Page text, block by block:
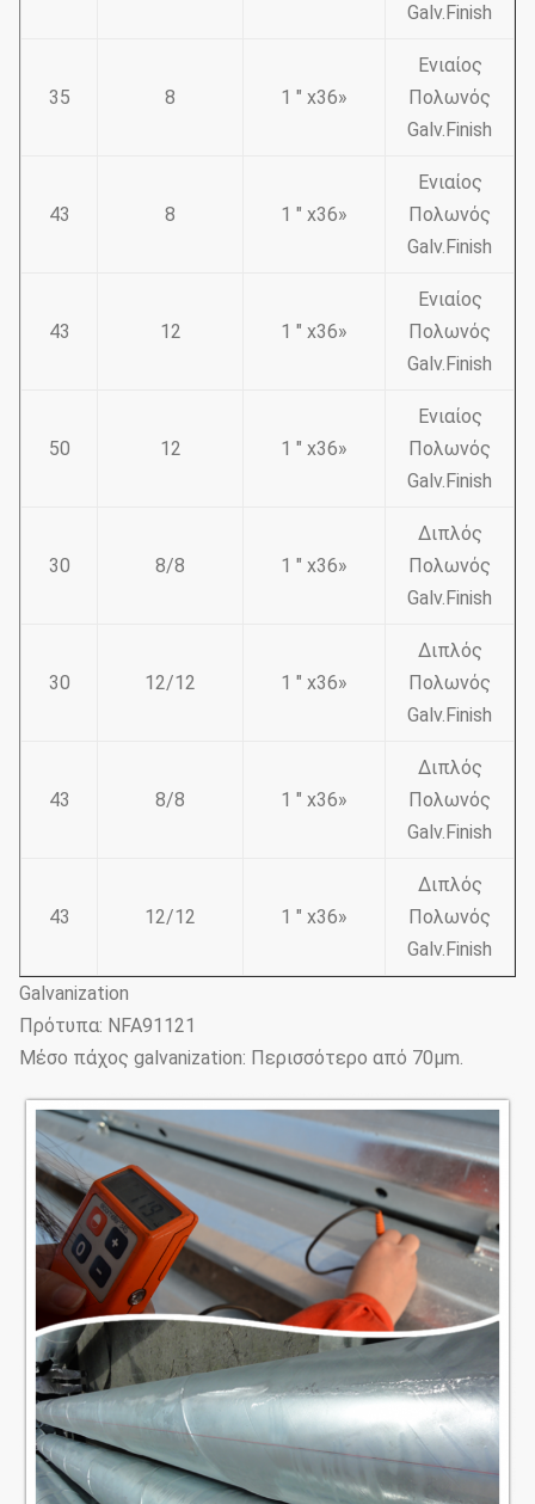
Galv.Finish
35 8 1 " x36»
Ενιαίος
Πολωνός
Galv.Finish
43 8 1 " x36»
Ενιαίος
Πολωνός
Galv.Finish
43 12 1 " x36»
Ενιαίος
Πολωνός
Galv.Finish
50 12 1 " x36»
Ενιαίος
Πολωνός
Galv.Finish
30 8/8 1 " x36»
Διπλός
Πολωνός
Galv.Finish
30 12/12 1 " x36»
Διπλός
Πολωνός
Galv.Finish
43 8/8 1 " x36»
Διπλός
Πολωνός
Galv.Finish
43 12/12 1 " x36»
Διπλός
Πολωνός
Galv.Finish
Galvanization
Πρότυπα: NFA91121
Μέσο πάχος galvanization: Περισσότερο από 70μm.